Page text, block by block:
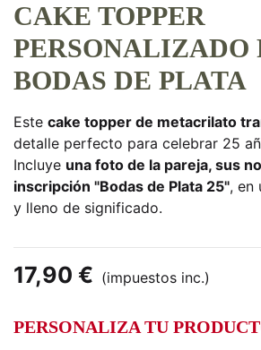
CAKE TOPPER
PERSONALIZADO
BODAS DE PLATA
Este cake topper de metacrilato
detalle perfecto para celebrar 25
Incluye una foto de la pareja, sus
inscripción "Bodas de Plata 25", en
y lleno de significado.
17,90 € (impuestos inc.)
PERSONALIZA TU